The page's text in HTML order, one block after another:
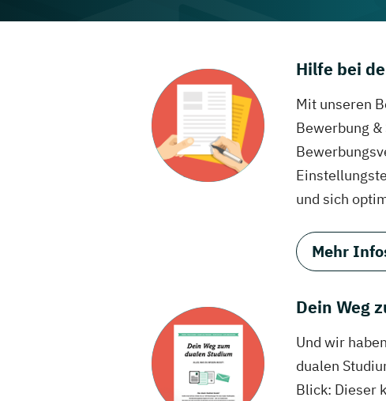
Hilfe bei
Mit unseren
Bewerbung
und sich
Mehr
Dein Weg
Und wir
dualen
Blick: Dieser